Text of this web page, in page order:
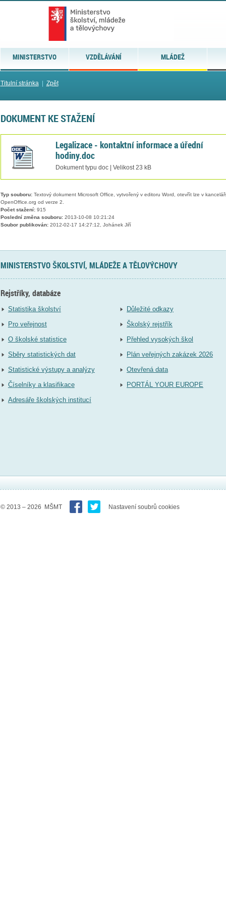
MINISTERSTVO VZDĚLÁVÁNÍ MLÁDEŽ
Titulní stránka| Zpět
DOKUMENT KE STAŽENÍ
Legalizace - kontaktní informace a úřední
hodiny.doc
Dokument typu doc | Velikost 23 kB
Typ souboru:Textový dokument Microsoft Office, vytvořený v editoru Word, otevřít lze v
OpenOffice.org od verze 2.
Počet stažení:915
Poslední změna souboru:2013-10-08 10:21:24
Soubor publikován:2012-02-17 14:27:12, Johánek Jiří
MINISTERSTVO ŠKOLSTVÍ, MLÁDEŽE A TĚLOVÝCHOVY
Rejstříky, databáze
Statistika školství
Pro veřejnost
O školské statistice
Sběry statistických dat
Statistické výstupy a analýzy
Číselníky a klasifikace
Adresáře školských institucí
Důležité odkazy
Školský rejstřík
Přehled vysokých škol
Plán veřejných zakázek 2026
Otevřená data
PORTÁL YOUR EUROPE
© 2013 – 2026 MŠMT Nastavení soubrů cookies